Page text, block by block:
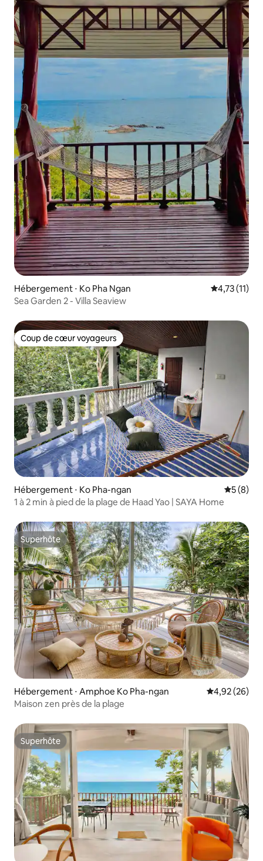
Hébergement ⋅ Ko Pha Ngan Évaluation
4,73 (11)
Sea Garden 2 - Villa Seaview
Coup de cœur voyageurs
Coup de cœur voyageurs
Hébergement ⋅ Ko Pha-ngan
5 (8)
1 à 2 min à pied de la plage de Haad Yao | SAYA Home
Superhôte
Superhôte
Hébergement ⋅ Amphoe Ko Pha-ngan Évaluation
4,92 (26)
Maison zen près de la plage
Superhôte
Superhôte